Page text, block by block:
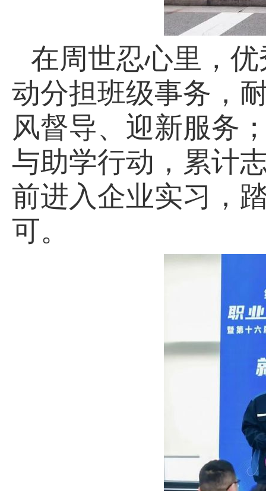
在周世忍心里，
动分担班级事务，
风督导、迎新服务
与助学行动，累计
前进入企业实习，
可。